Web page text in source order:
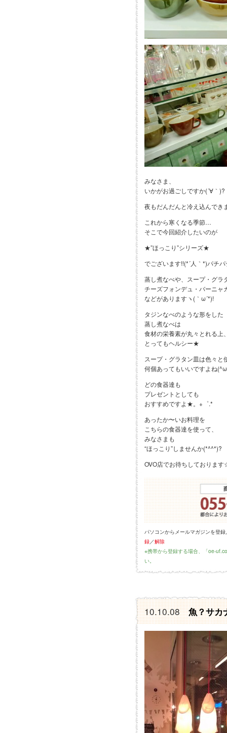
みなさま、
いかがお過ごしですか(´∀｀)?
夜もだんだんと冷え込んでき
これから寒くなる季節…
そこで今回紹介したいのが
★”ほっこり”シリーズ★
でございます!!(*´人｀*)パチパ
蒸し煮なべや、スープ・グラ
チーズフォンデュ・バーニャ
などがありますヽ(｀ω´*)!
タジンなべのような形をした
蒸し煮なべは
食材の栄養素が丸々とれる上
とってもヘルシー★
スープ・グラタン皿は色々と
何個あってもいいですよね
どの食器達も
プレゼントとしても
おすすめですよ★。+゜.*
あったか〜いお料理を
こちらの食器達を使って、
みなさまも
“ほっこり”しませんか(*^^*)?
OVO店でお待ちしておりま
パソコンからメールマガジンを登
録／解除
※携帯から登録する場合、「oe-
い。
10.10.08魚？サカ